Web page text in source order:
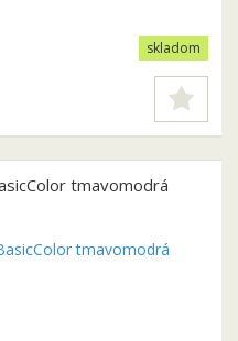
skladom
tmavomodrá